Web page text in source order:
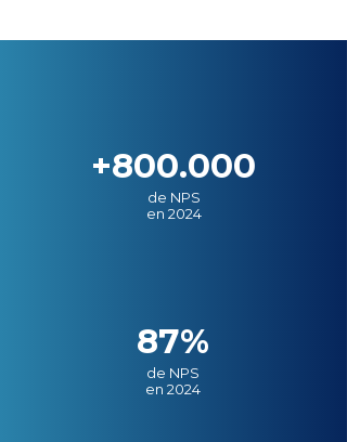
+800.000
de NPS
en 2024
87%
de NPS
en 2024